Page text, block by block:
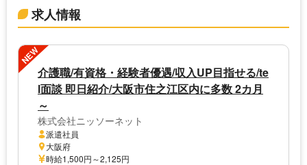
求人情報
NEW
介護職/有資格・経験者優遇/収入UP目指せる/te
l面談 即日紹介/大阪市住之江区内に多数 2カ月
～
株式会社ニッソーネット
派遣社員
大阪府
時給1,500円～2,125円